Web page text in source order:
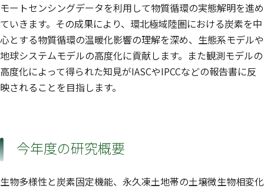
モートセンシングデータを利用して物質循環の実態解明を進め
ていきます。その成果により、環北極域陸圏における炭素を中
心とする物質循環の温暖化影響の理解を深め、生態系モデルや
地球システムモデルの高度化に貢献します。また観測モデルの
高度化によって得られた知見がIASCやIPCCなどの報告書に反
映されることを目指します。
今年度の研究概要
生物多様性と炭素固定機能、永久凍土地帯の土壌微生物相変化